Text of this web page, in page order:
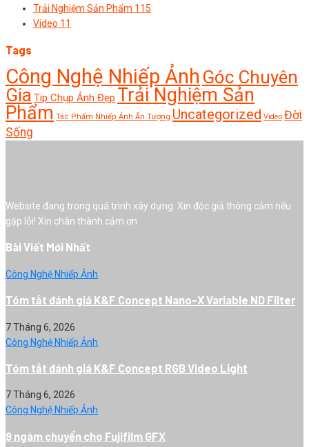
Trải Nghiệm Sản Phẩm 115
Video 11
Tags
Công Nghệ Nhiếp Ảnh Góc Chuyên
Gia Tip Chụp Ảnh Đẹp Trải Nghiệm Sản
Phẩm Tác Phẩm Nhiếp Ảnh Ấn Tượng Uncategorized Video Đời
Sống
Website đang trong quá trình xây dựng. Xin độc giả thông cảm nếu
gặp lỗi! Xin chân thành cảm ơn
Bài Viết Mới Nhất
Công Nghệ Nhiếp Ảnh
Tóm tắt đánh giá K&F Concept Nano-X Variable ND Filter
7 Tháng 6, 2026
Công Nghệ Nhiếp Ảnh
Tóm tắt đánh giá K&F Concept RGB Video Light
7 Tháng 6, 2026
Công Nghệ Nhiếp Ảnh
9 ngàm chuyển cho Fujifilm GFX